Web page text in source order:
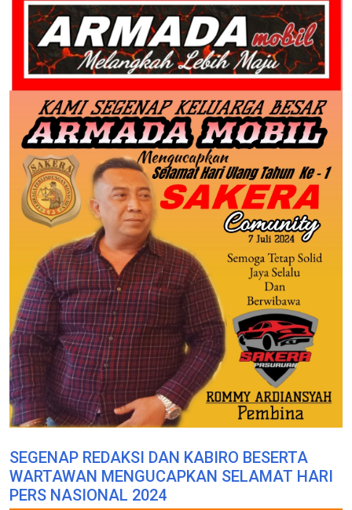
SEGENAP REDAKSI DAN KABIRO BESERTA
WARTAWAN MENGUCAPKAN SELAMAT HARI
PERS NASIONAL 2024